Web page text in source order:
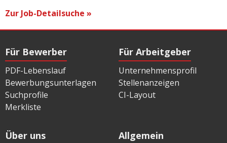
Zur Job-Detailsuche »
Für Bewerber
PDF-Lebenslauf
Bewerbungsunterlagen
Suchprofile
Merkliste
Für Arbeitgeber
Unternehmensprofil
Stellenanzeigen
CI-Layout
Über uns Allgemein